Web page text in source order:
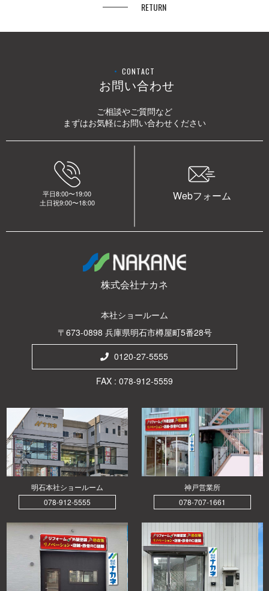
RETURN
CONTACT
お問い合わせ
ご相談やご質問など
まずはお気軽にお問い合わせください
平日8:00〜19:00
土日祝9:00〜18:00
Webフォーム
株式会社ナカネ
本社ショールーム
〒673-0898 兵庫県明石市樽屋町5番28号
0120-27-5555
FAX : 078-912-5559
明石本社ショールーム
078-912-5555
神戸営業所
078-707-1661